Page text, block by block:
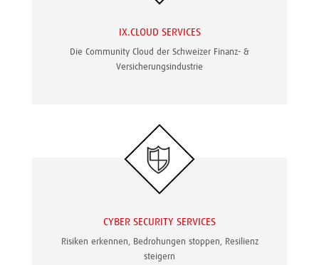
IX.CLOUD SERVICES
Die Community Cloud der Schweizer Finanz- &
Versicherungsindustrie
CYBER SECURITY SERVICES
Risiken erkennen, Bedrohungen stoppen, Resilienz
steigern